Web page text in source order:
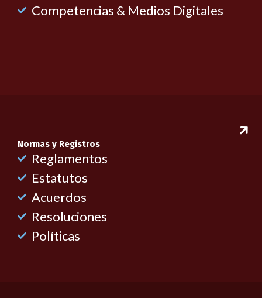
Competencias & Medios Digitales
Normas y Registros
Reglamentos
Estatutos
Acuerdos
Resoluciones
Políticas